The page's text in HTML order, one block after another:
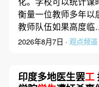
衡量一位教师多年以
教师队伍如果高度
2026年8月7日 · 观点频道
印度多地医生罢工